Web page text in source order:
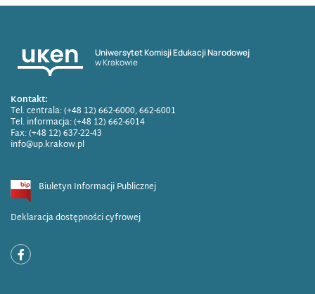
Uniwersytet Komisji Edukacji Narodowej
w Krakowie
Kontakt:
Tel. centrala: (+48 12) 662-6000, 662-6001
Tel. informacja: (+48 12) 662-6014
Fax: (+48 12) 637-22-43
info@up.krakow.pl
Biuletyn Informacji Publicznej
Deklaracja dostępności cyfrowej